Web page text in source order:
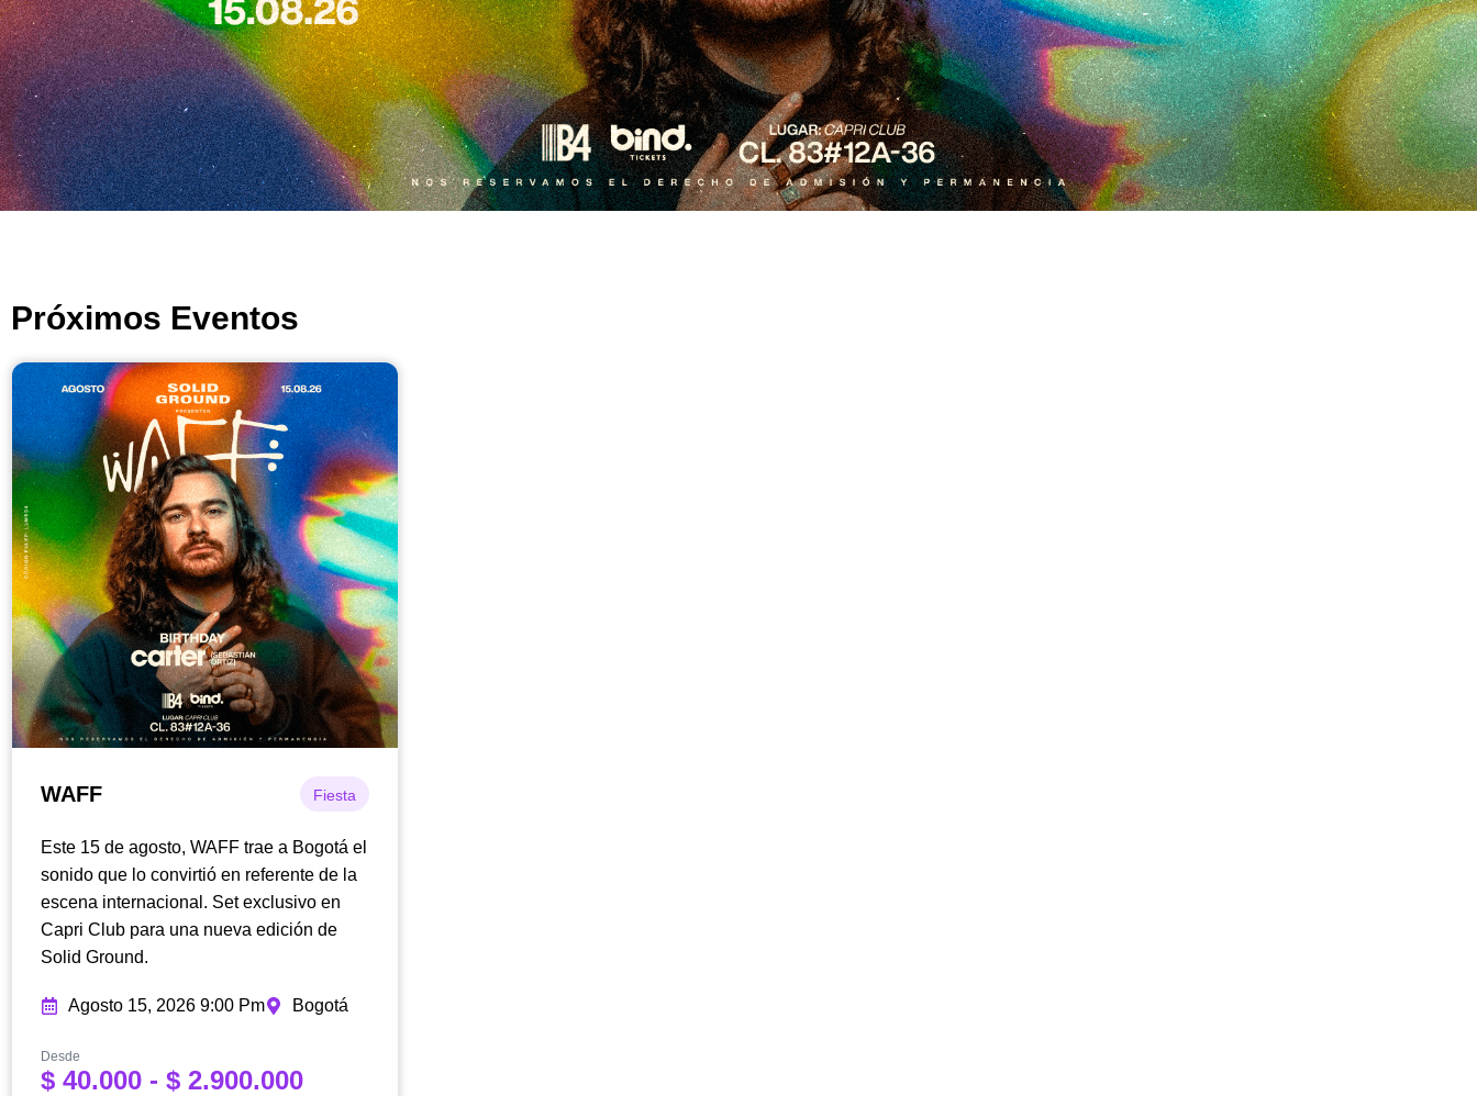
Próximos Eventos
WAFF Fiesta
Este 15 de agosto, WAFF trae a Bogotá el
sonido que lo convirtió en referente de la
escena internacional. Set exclusivo en
Capri Club para una nueva edición de
Solid Ground.
Agosto 15, 2026 9:00 Pm Bogotá
Desde
$ 40.000 - $ 2.900.000R